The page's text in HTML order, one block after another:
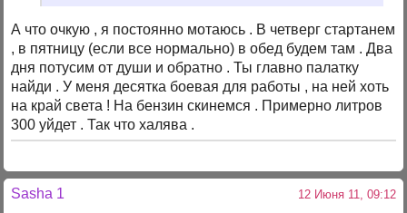
А что очкую , я постоянно мотаюсь . В четверг стартанем
, в пятницу (если все нормально) в обед будем там . Два
дня потусим от души и обратно . Ты главно палатку
найди . У меня десятка боевая для работы , на ней хоть
на край света ! На бензин скинемся . Примерно литров
300 уйдет . Так что халява .
Sasha 1 12 Июня 11, 09:12